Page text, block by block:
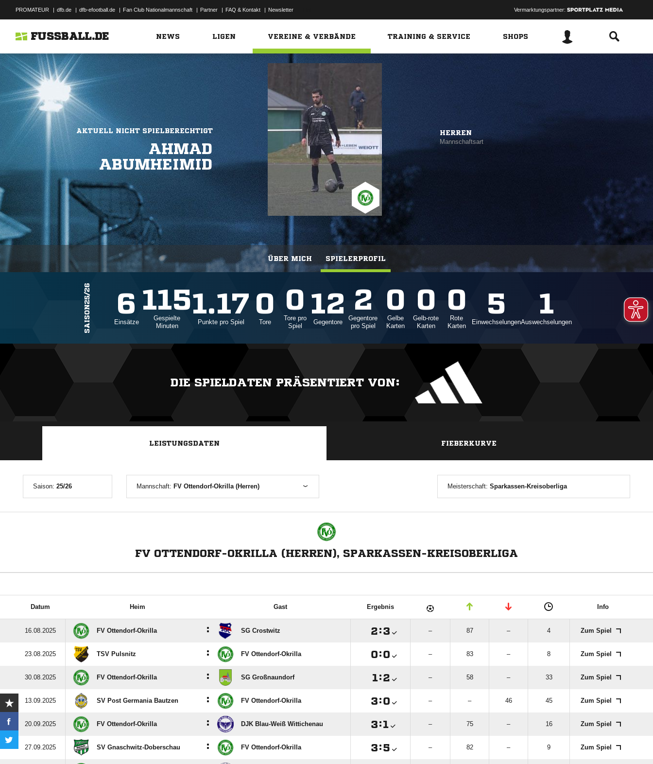
PROMATEUR | dfb.de | dfb-efootball.de | Fan Club Nationalmannschaft | Partner | FAQ & Kontakt | Newsletter Vermarktungspartner:
FUSSBALL.DE NEWS LIGEN VEREINE & VERBÄNDE TRAINING & SERVICE SHOPS
ÜBER MICH SPIELERPROFIL
AKTUELL NICHT SPIELBERECHTIGT
AHMAD
ABUMHEIMID
HERREN
Mannschaftsart
SAISON25/26 6
Einsätze
115
Gespielte
Minuten
1.17
Punkte pro Spiel
0
Tore
0
Tore pro
Spiel
12
Gegentore
2
Gegentore
pro Spiel
0
Gelbe
Karten
0
Gelb-rote
Karten
0
Rote
Karten
5
Einwechselungen
1
Auswechselungen
DIE SPIELDATEN PRÄSENTIERT VON:
LEISTUNGSDATEN FIEBERKURVE
Saison: 25/26 Mannschaft: FV Ottendorf-Okrilla (Herren) Meisterschaft: Sparkassen-Kreisoberliga
FV OTTENDORF-OKRILLA (HERREN), SPARKASSEN-KREISOBERLIGA
Datum Heim Gast Ergebnis Info
16.08.2025 FV Ottendorf-Okrilla : SG Crostwitz : – 87 – 4 Zum Spiel
23.08.2025 TSV Pulsnitz : FV Ottendorf-Okrilla : – 83 – 8 Zum Spiel
30.08.2025 FV Ottendorf-Okrilla : SG Großnaundorf : – 58 – 33 Zum Spiel
13.09.2025 SV Post Germania Bautzen : FV Ottendorf-Okrilla : – – 46 45 Zum Spiel
20.09.2025 FV Ottendorf-Okrilla : DJK Blau-Weiß Wittichenau : – 75 – 16 Zum Spiel
27.09.2025 SV Gnaschwitz-Doberschau : FV Ottendorf-Okrilla : – 82 – 9 Zum Spiel